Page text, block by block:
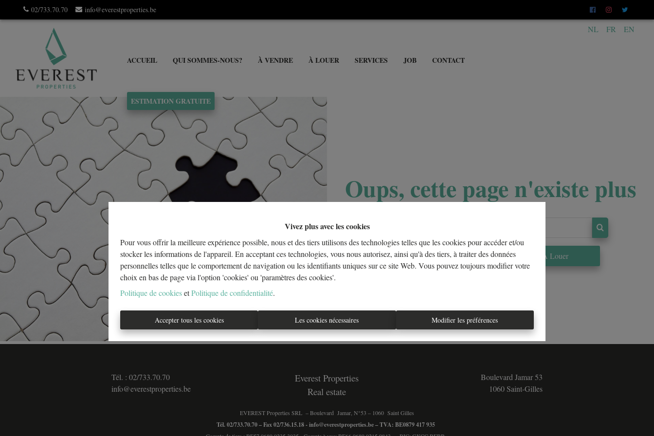
Vivez plus avec les cookies
Pour vous offrir la meilleure expérience possible, nous et des tiers utilisons des technologies telles que les cookies pour accéder et/ou
stocker les informations de l'appareil. En acceptant ces technologies, vous nous autorisez, ainsi qu'à des tiers, à traiter des données
personnelles telles que le comportement de navigation ou les identifiants uniques sur ce site Web. Vous pouvez toujours modifier votre
choix en bas de page via l'option 'cookies' ou 'paramètres des cookies'.
Politique de cookiesetPolitique de confidentialité.
Accepter tous les cookies Les cookies nécessaires Modifier les préférences
02/733.70.70 info@everestproperties.be
ACCUEIL QUI SOMMES-NOUS? À VENDRE À LOUER SERVICES JOB CONTACT
ESTIMATION GRATUITE
NL FR EN
Oups, cette page n'existe plus
À Vendre À Louer
Tél. : 02/733.70.70
info@everestproperties.be
Everest Properties
Real estate
Boulevard Jamar 53
1060 Saint-Gilles
EVEREST Properties SRL – Boulevard Jamar, N°53 – 1060 Saint Gilles
Tél. 02/733.70.70 – Fax 02/736.15.18 -info@everestproperties.be– TVA: BE0879 417 935